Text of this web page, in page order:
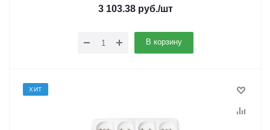
3 103.38 руб./шт
В корзину
ХИТ